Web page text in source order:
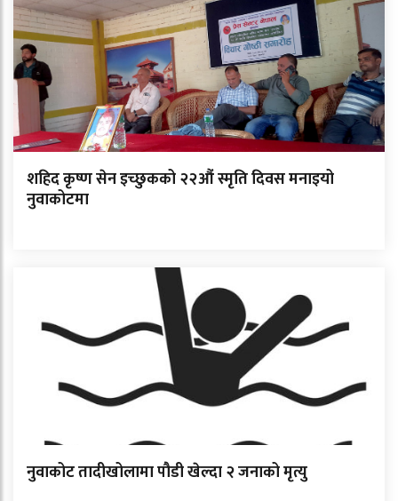
शहिद कृष्ण सेन इच्छुकको २२औं स्मृति दिवस मनाइयो
नुवाकोटमा
नुवाकोट तादीखोलामा पौडी खेल्दा २ जनाको मृत्यु